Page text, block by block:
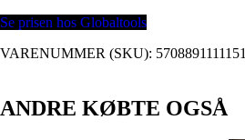
Se prisen hos Globaltools
VARENUMMER (SKU): 5708891111151
ANDRE KØBTE OGSÅ